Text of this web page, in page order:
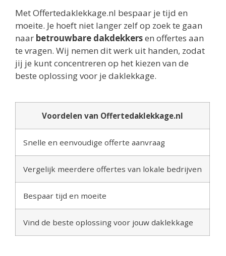
Met Offertedaklekkage.nl bespaar je tijd en
moeite. Je hoeft niet langer zelf op zoek te gaan
naar betrouwbare dakdekkersen offertes aan
te vragen. Wij nemen dit werk uit handen, zodat
jij je kunt concentreren op het kiezen van de
beste oplossing voor je daklekkage.
Voordelen van Offertedaklekkage.nl
Snelle en eenvoudige offerte aanvraag
Vergelijk meerdere offertes van lokale bedrijven
Bespaar tijd en moeite
Vind de beste oplossing voor jouw daklekkage